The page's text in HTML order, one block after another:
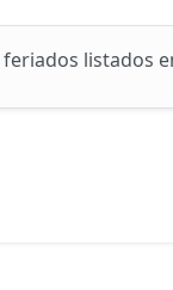
feriados listados